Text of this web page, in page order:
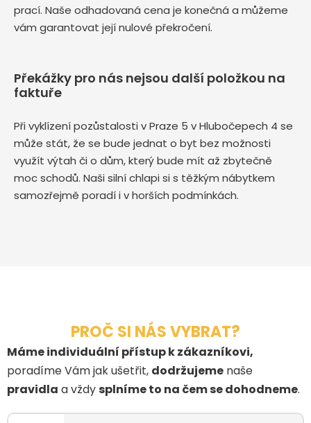
prací. Naše odhadovaná cena je konečná a můžeme
vám garantovat její nulové překročení.
Překážky pro nás nejsou další položkou na
faktuře
Při vyklízení pozůstalosti v Praze 5 v Hlubočepech 4 se
může stát, že se bude jednat o byt bez možnosti
využít výtah či o dům, který bude mít až zbytečně
moc schodů. Naši silní chlapi si s těžkým nábytkem
samozřejmě poradí i v horších podmínkách.
PROČ SI NÁS VYBRAT?
Máme individuální přístup k zákazníkovi,
poradíme Vám jak ušetřit, dodržujeme naše
pravidla a vždy splníme to na čem se dohodneme.